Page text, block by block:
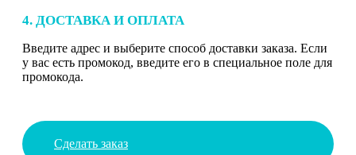
4. ДОСТАВКА И ОПЛАТА
Введите адрес и выберите способ доставки заказа. Если
у вас есть промокод, введите его в специальное поле для
промокода.
Сделать заказ